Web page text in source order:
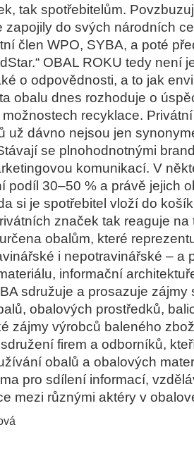
tak spotřebitelům.
zapojily do svých národních
člen WPO, SYBA, a poté
OBAL ROKU tedy není
o odpovědnosti, a to jak
obalu dnes rozhoduje o
recyklace.
už dávno nejsou jen
se plnohodnotnými
komunikací. V
podíl 30–50 % a právě jejich
si je spotřebitel vloží do
značek tak reaguje
obalům, které
i nepotravinářské – a
informační
sdružuje a prosazuje zájmy
obalových prostředků,
zájmy výrobců baleného
firem a odborníků,
obalů a obalových
pro sdílení informací,
mezi různými aktéry v